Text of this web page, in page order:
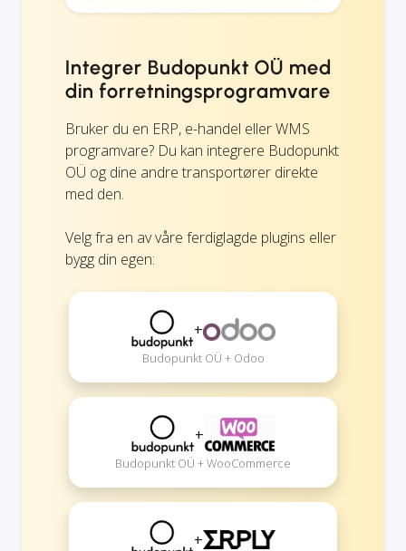
Integrer Budopunkt OÜ med
din forretningsprogramvare
Bruker du en ERP, e-handel eller WMS
programvare? Du kan integrere Budopunkt
OÜ og dine andre transportører direkte
med den.
Velg fra en av våre ferdiglagde plugins eller
bygg din egen:
+
Budopunkt OÜ + Odoo
+
Budopunkt OÜ + WooCommerce
+